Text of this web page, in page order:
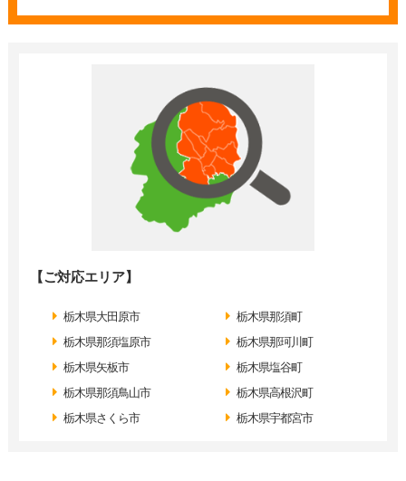
【ご対応エリア】
栃木県大田原市
栃木県那須塩原市
栃木県矢板市
栃木県那須鳥山市
栃木県さくら市
栃木県那須町
栃木県那珂川町
栃木県塩谷町
栃木県高根沢町
栃木県宇都宮市